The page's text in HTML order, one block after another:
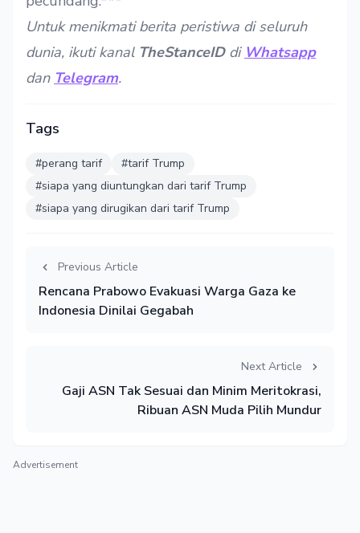
Untuk menikmati berita peristiwa di seluruh
dunia, ikuti kanal TheStanceID di Whatsapp
dan Telegram.
Tags
#perang tarif
#tarif Trump
#siapa yang diuntungkan dari tarif Trump
#siapa yang dirugikan dari tarif Trump
Previous Article
Rencana Prabowo Evakuasi Warga Gaza ke
Indonesia Dinilai Gegabah
Next Article
Gaji ASN Tak Sesuai dan Minim Meritokrasi,
Ribuan ASN Muda Pilih Mundur
Advertisement